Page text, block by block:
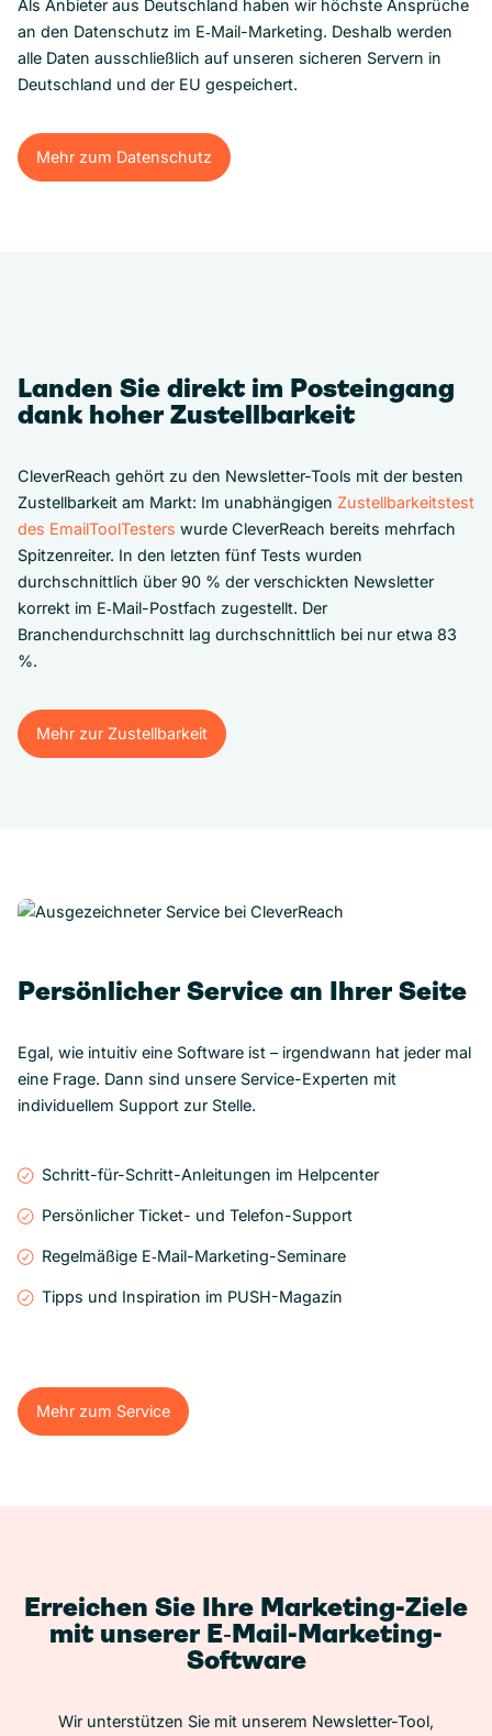
Als Anbieter aus Deutschland haben wir höchste Ansprüche
an den Datenschutz im E‑Mail-Marketing. Deshalb werden
alle Daten ausschließlich auf unseren sicheren Servern in
Deutschland und der EU gespeichert.
Mehr zum Datenschutz
Mehr zum Datenschutz
Landen Sie direkt im Posteingang
dank hoher Zustellbarkeit
CleverReach gehört zu den Newsletter-Tools mit der besten
Zustellbarkeit am Markt: Im unabhängigen Zustellbarkeitstest
des EmailToolTesters wurde CleverReach bereits mehrfach
Spitzenreiter. In den letzten fünf Tests wurden
durchschnittlich über 90 % der verschickten Newsletter
korrekt im E‑Mail-Postfach zugestellt. Der
Branchendurchschnitt lag durchschnittlich bei nur etwa 83
%.
Mehr zur Zustellbarkeit
Mehr zur Zustellbarkeit
Persönlicher Service an Ihrer Seite
Egal, wie intuitiv eine Software ist – irgendwann hat jeder mal
eine Frage. Dann sind unsere Service-Experten mit
individuellem Support zur Stelle.
Schritt-für-Schritt-Anleitungen im Helpcenter
Persönlicher Ticket- und Telefon-Support
Regelmäßige E‑Mail-Marketing-Seminare
Tipps und Inspiration im PUSH-Magazin
Mehr zum Service
Mehr zum Service
Erreichen Sie Ihre Marketing-Ziele
mit unserer E‑Mail-Marketing-
Software
Wir unterstützen Sie mit unserem Newsletter-Tool,